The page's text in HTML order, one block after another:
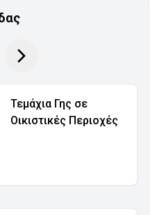
Τεμάχια Γης σε
Οικιστικές Περιοχές